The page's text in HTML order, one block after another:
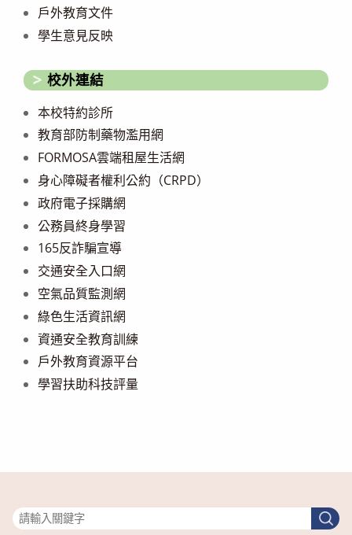
戶外教育文件
學生意見反映
校外連結
本校特約診所
教育部防制藥物濫用網
FORMOSA雲端租屋生活網
身心障礙者權利公約（CRPD）
政府電子採購網
公務員終身學習
165反詐騙宣導
交通安全入口網
空氣品質監測網
綠色生活資訊網
資通安全教育訓練
戶外教育資源平台
學習扶助科技評量
搜
尋